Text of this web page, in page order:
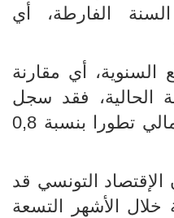
الفارطة، أي
السنوية، أي مقارنة
الحالية، فقد سجل
حجم الناتج المحلي الإجمالي تطورا بنسبة 0,8
التونسي قد
1,0 بالمائة خلال الأشهر التسعة